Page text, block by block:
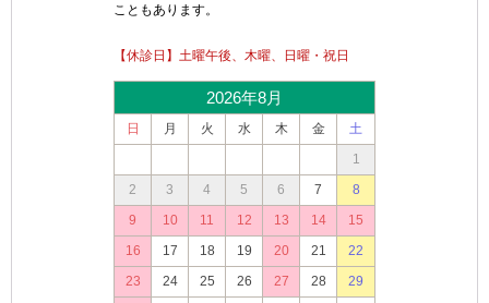
こともあります。
【休診日】土曜午後、木曜、日曜・祝日
2026年8月
日 月 火 水 木 金
土
1
2
3 4 5 6 7
8
9
10 11 12 13 14
15
16
17 18 19 20 21
22
23
24 25 26 27 28
29